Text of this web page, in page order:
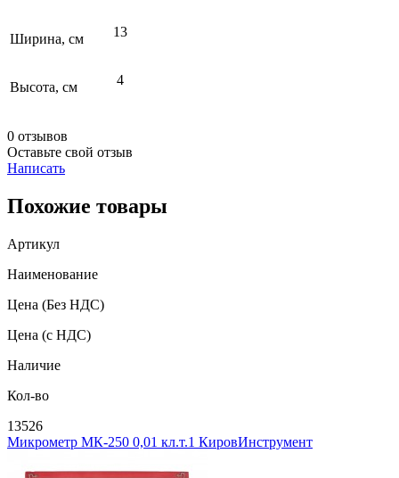
Ширина, см 13
Высота, см 4
0 отзывов
Оставьте свой отзыв
Написать
Похожие товары
Артикул
Наименование
Цена (Без НДС)
Цена (с НДС)
Наличие
Кол-во
13526
Микрометр МК-250 0,01 кл.т.1 КировИнструмент